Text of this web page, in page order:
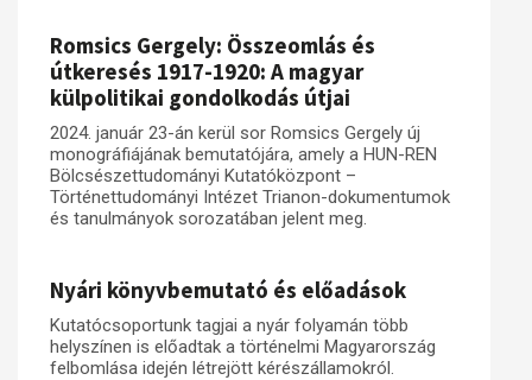
Romsics Gergely: Összeomlás és
útkeresés 1917-1920: A magyar
külpolitikai gondolkodás útjai
2024. január 23-án kerül sor Romsics Gergely új
monográfiájának bemutatójára, amely a HUN-REN
Bölcsészettudományi Kutatóközpont –
Történettudományi Intézet Trianon-dokumentumok
és tanulmányok sorozatában jelent meg.
Nyári könyvbemutató és előadások
Kutatócsoportunk tagjai a nyár folyamán több
helyszínen is előadtak a történelmi Magyarország
felbomlása idején létrejött kérészállamokról.